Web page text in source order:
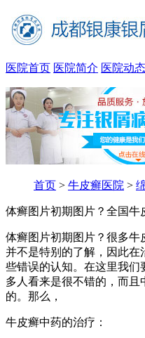
医院首页 医院简介 医院动态
首页 > 牛皮癣医院 >
体癣图片初期图片？全国牛
体癣图片初期图片？很多
并不是特别的了解，因此在
些错误的认知。在这里我们
多人看来是很不错的，而
的。那么，
牛皮癣中药的治疗：